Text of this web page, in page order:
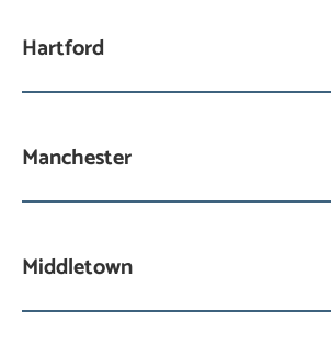
Hartford
Manchester
Middletown